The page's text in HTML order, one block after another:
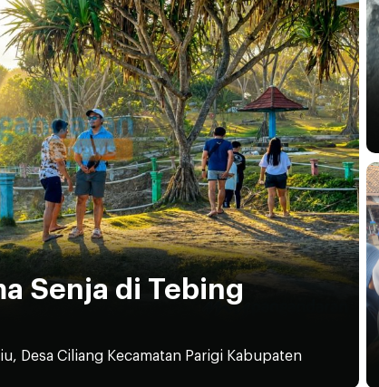
Senja di Tebing
Desa Ciliang Kecamatan Parigi Kabupaten